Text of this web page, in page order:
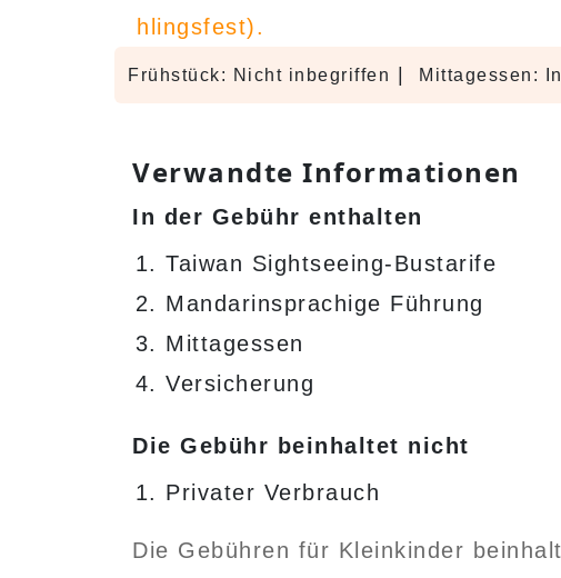
hlingsfest).
Frühstück: Nicht inbegriffen | Mittagessen:
Verwandte Informationen
In der Gebühr enthalten
Taiwan Sightseeing-Bustarife
Mandarinsprachige Führung
Mittagessen
Versicherung
Die Gebühr beinhaltet nicht
Privater Verbrauch
Die Gebühren für Kleinkinder